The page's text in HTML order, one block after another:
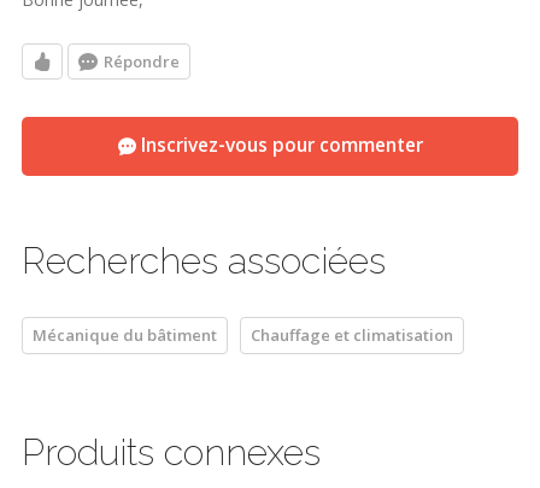
Répondre
Inscrivez-vous pour commenter
Recherches associées
Mécanique du bâtiment Chauffage et climatisation
Produits connexes